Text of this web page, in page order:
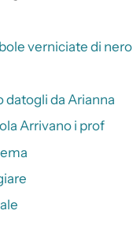
verniciate di nero
datogli da Arianna
Arrivano i prof